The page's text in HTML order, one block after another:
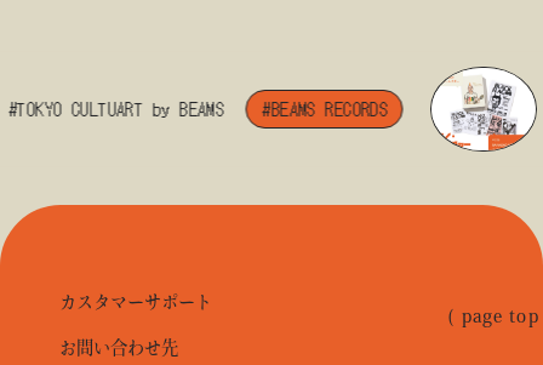
#TOKYO CULTUART by BEAMS #BEAMS RECORDS
( page
カスタマーサポート
お問い合わせ先